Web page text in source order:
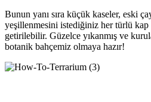
Bunun yanı sıra küçük kaseler, eski
yeşillenmesini istediğiniz her türlü
getirilebilir. Güzelce yıkanmış ve
botanik bahçemiz olmaya hazır!